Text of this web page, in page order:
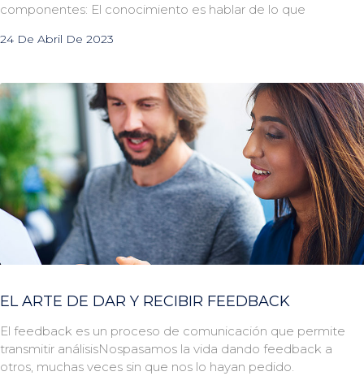
componentes: El conocimiento es hablar de lo que
24 De Abril De 2023
EL ARTE DE DAR Y RECIBIR FEEDBACK
El feedback es un proceso de comunicación que permite
transmitir análisisNospasamos la vida dando feedback a
otros, muchas veces sin que nos lo hayan pedido.